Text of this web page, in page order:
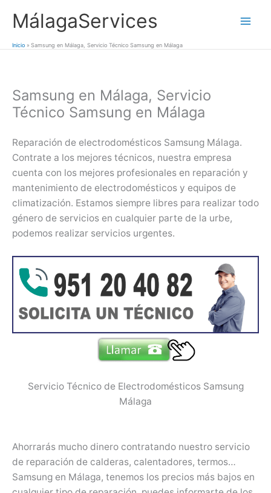
MálagaServices
Inicio Samsung en Málaga, Servicio Técnico Samsung en Málaga
Samsung en Málaga, Servicio
Técnico Samsung en Málaga
Reparación de electrodomésticos Samsung Málaga.
Contrate a los mejores técnicos, nuestra empresa
cuenta con los mejores profesionales en reparación y
mantenimiento de electrodomésticos y equipos de
climatización. Estamos siempre libres para realizar todo
género de servicios en cualquier parte de la urbe,
podemos realizar servicios urgentes.
Servicio Técnico de Electrodomésticos Samsung
Málaga
Ahorrarás mucho dinero contratando nuestro servicio
de reparación de calderas, calentadores, termos…
Samsung en Málaga, tenemos los precios más bajos en